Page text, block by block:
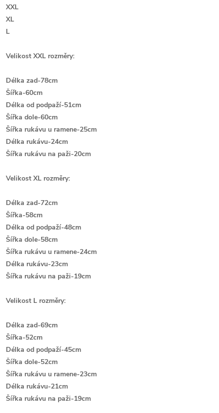
XXL
XL
L
Velikost XXL rozměry:
Délka zad-78cm
Šířka-60cm
Délka od podpaží-51cm
Šířka dole-60cm
Šířka rukávu u ramene-25cm
Délka rukávu-24cm
Šířka rukávu na paži-20cm
Velikost XL rozměry:
Délka zad-72cm
Šířka-58cm
Délka od podpaží-48cm
Šířka dole-58cm
Šířka rukávu u ramene-24cm
Délka rukávu-23cm
Šířka rukávu na paži-19cm
Velikost L rozměry:
Délka zad-69cm
Šířka-52cm
Délka od podpaží-45cm
Šířka dole-52cm
Šířka rukávu u ramene-23cm
Délka rukávu-21cm
Šířka rukávu na paži-19cm